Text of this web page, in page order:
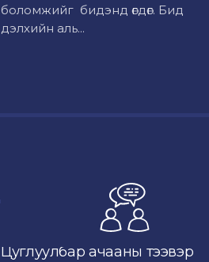
боломжийг бидэнд өгдөг. Бид
дэлхийн аль...
Цуглуулбар ачааны тээвэр